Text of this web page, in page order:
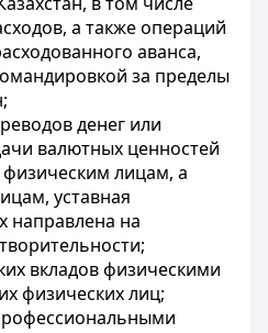
а также операций
аванса,
за пределы
денег или
валютных ценностей
лицам, а
уставная
направлена на
вкладов физическими
физических лиц;